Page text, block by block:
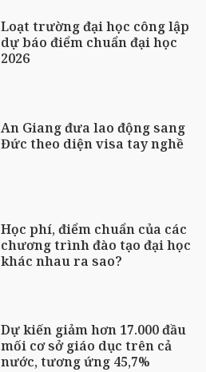
Loạt trường đại học công lập
dự báo điểm chuẩn đại học
2026
An Giang đưa lao động sang
Đức theo diện visa tay nghề
Học phí, điểm chuẩn của các
chương trình đào tạo đại học
khác nhau ra sao?
Dự kiến giảm hơn 17.000 đầu
mối cơ sở giáo dục trên cả
nước, tương ứng 45,7%